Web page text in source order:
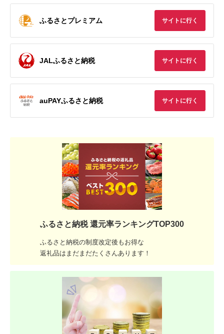
ふるさとプレミアム サイトに行く
JALふるさと納税 サイトに行く
auPAYふるさと納税 サイトに行く
ふるさと納税 還元率ランキングTOP300
ふるさと納税の制度改定後もお得な
返礼品はまだまだたくさんあります！